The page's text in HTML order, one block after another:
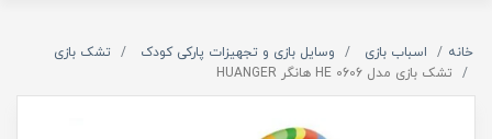
خانه اسباب بازی وسایل بازی و تجهیزات پارکی کودک
تشک بازی
تشک بازی مدل HE 0606 هانگر HUANGER